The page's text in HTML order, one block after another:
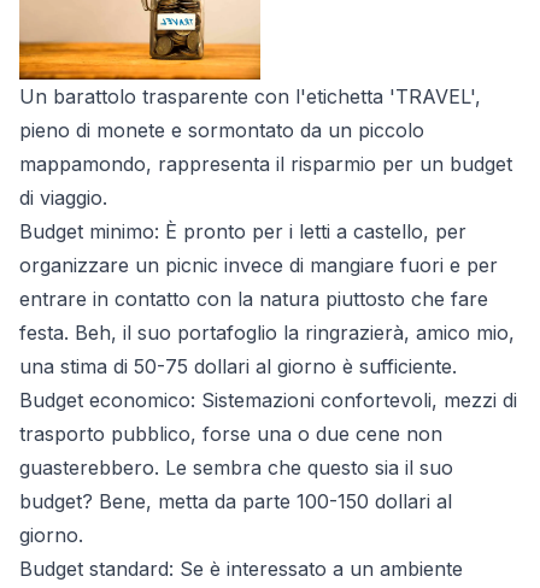
Un barattolo trasparente con l'etichetta 'TRAVEL',
pieno di monete e sormontato da un piccolo
mappamondo, rappresenta il risparmio per un budget
di viaggio.
Budget minimo: È pronto per i letti a castello, per
organizzare un picnic invece di mangiare fuori e per
entrare in contatto con la natura piuttosto che fare
festa. Beh, il suo portafoglio la ringrazierà, amico mio,
una stima di 50-75 dollari al giorno è sufficiente.
Budget economico: Sistemazioni confortevoli, mezzi di
trasporto pubblico, forse una o due cene non
guasterebbero. Le sembra che questo sia il suo
budget? Bene, metta da parte 100-150 dollari al
giorno.
Budget standard: Se è interessato a un ambiente